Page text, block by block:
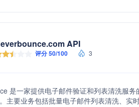
API
评分 50/100 3
是一家提供电子邮件验证和列表清洗服
主要业务包括批量电子邮件列表清洗、实